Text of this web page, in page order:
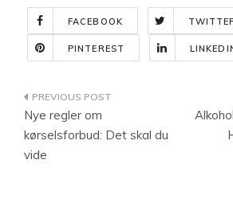
FACEBOOK
PINTEREST
Indlægsnavigation
Nye regler om
kørselsforbud: Det skal du
vide